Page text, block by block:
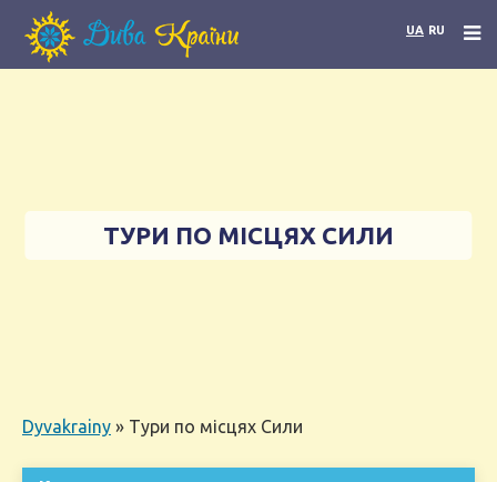
UA RU
ТУРИ ПО МІСЦЯХ СИЛИ
Dyvakrainy » Тури по місцях Сили